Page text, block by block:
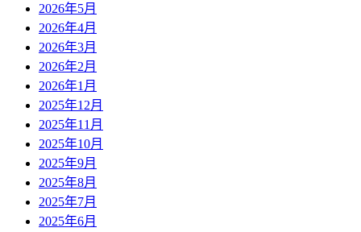
2026年5月
2026年4月
2026年3月
2026年2月
2026年1月
2025年12月
2025年11月
2025年10月
2025年9月
2025年8月
2025年7月
2025年6月